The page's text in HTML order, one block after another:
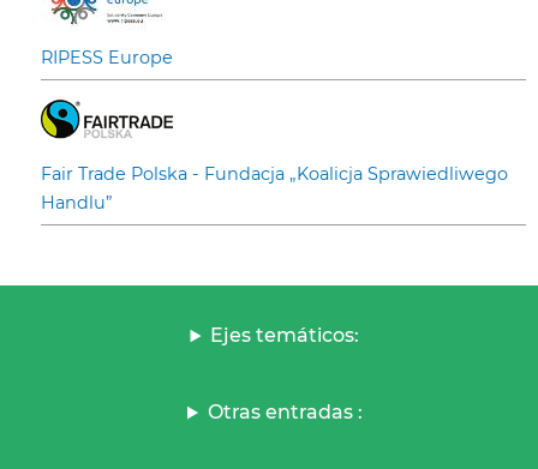
RIPESS Europe
Fair Trade Polska - Fundacja „Koalicja Sprawiedliwego
Handlu”
Ejes temáticos:
Otras entradas :